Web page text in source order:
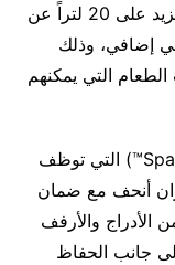
تأتي ثلاجة Bespoke TMF بسعة تخزين تزيد على 20 لتراً عن
إضافي، وذلك
التي يمكنهم
وصممت الثلاجة باستخدام تقنية (SpaceMax™) التي توظف
أنحف مع ضمان
الأدراج والأرفف
جانب الحفاظ